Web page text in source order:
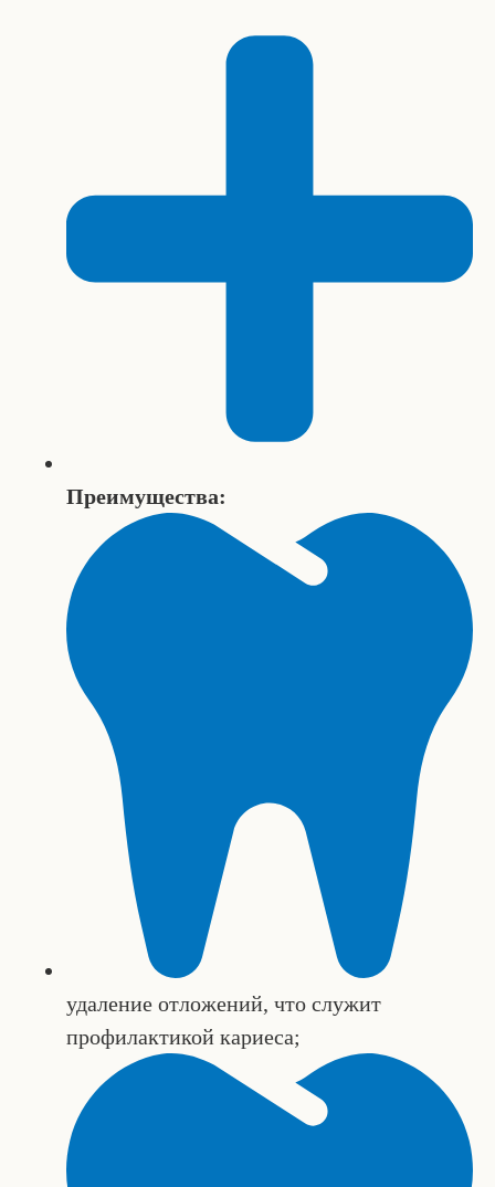
Преимущества:
удаление отложений, что служит
профилактикой кариеса;